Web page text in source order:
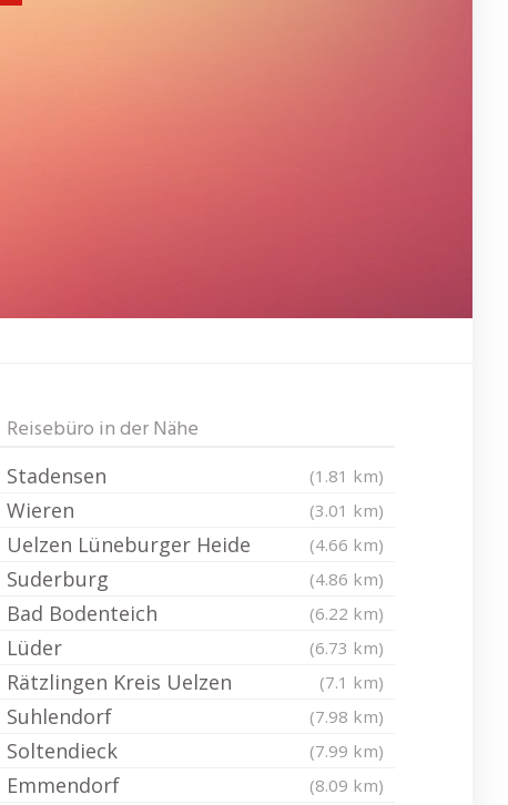
Reisebüro in der Nähe
Stadensen (1.81 km)
Wieren (3.01 km)
Uelzen Lüneburger Heide (4.66 km)
Suderburg (4.86 km)
Bad Bodenteich (6.22 km)
Lüder (6.73 km)
Rätzlingen Kreis Uelzen (7.1 km)
Suhlendorf (7.98 km)
Soltendieck (7.99 km)
Emmendorf (8.09 km)